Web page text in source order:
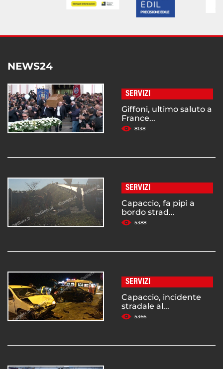
NEWS24
SERVIZI
Giffoni, ultimo saluto a
France...
8138
SERVIZI
Capaccio, fa pipì a
bordo strad...
5388
SERVIZI
Capaccio, incidente
stradale al...
5366